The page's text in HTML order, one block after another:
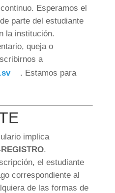
Esperamos el
parte del estudiante
la institución.
queja o
a
. Estamos para
implica
.
el estudiante
correspondiente al
de las formas de